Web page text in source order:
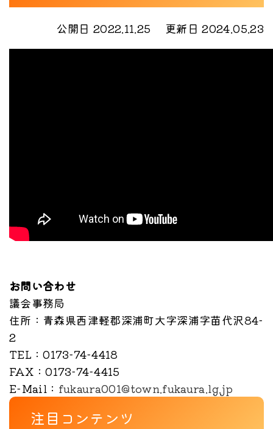
公開日 2022.11.25 更新日 2024.05.23
お問い合わせ
議会事務局
住所 ：青森県西津軽郡深浦町大字深浦字苗代沢84-
2
TEL ：0173-74-4418
FAX ：0173-74-4415
E-Mail ： fukaura001@town.fukaura.lg.jp
注目コンテンツ